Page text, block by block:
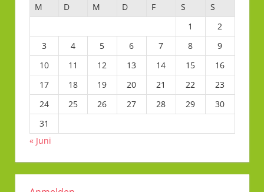
M D M D F S
S
1
2
3
4 5 6 7 8
9
10
11 12 13 14 15
16
17
18 19 20 21 22
23
24
25 26 27 28 29
30
31
« Juni